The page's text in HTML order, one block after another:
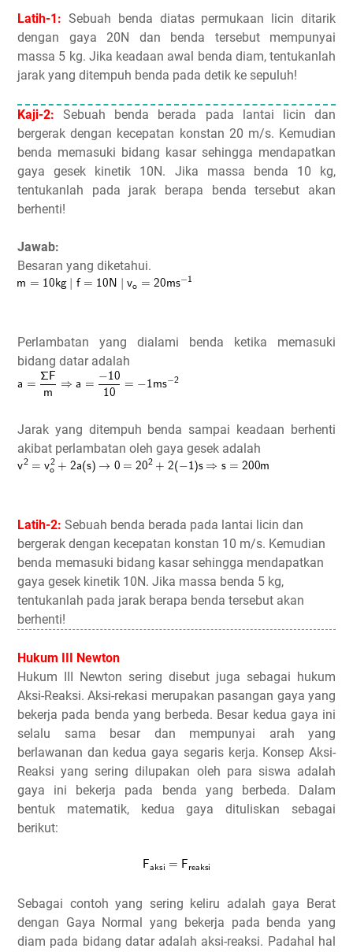
Latih-1: Sebuah benda diatas permukaan licin ditarik
dengan gaya 20N dan benda tersebut mempunyai
massa 5 kg. Jika keadaan awal benda diam, tentukanlah
jarak yang ditempuh benda pada detik ke sepuluh!
Kaji-2: Sebuah benda berada pada lantai licin dan
bergerak dengan kecepatan konstan 20 m/s. Kemudian
benda memasuki bidang kasar sehingga mendapatkan
gaya gesek kinetik 10N. Jika massa benda 10 kg,
tentukanlah pada jarak berapa benda tersebut akan
berhenti!
Jawab:
Besaran yang diketahui.
Perlambatan yang dialami benda ketika memasuki
bidang datar adalah
Jarak yang ditempuh benda sampai keadaan berhenti
akibat perlambatan oleh gaya gesek adalah
Latih-2: Sebuah benda berada pada lantai licin dan
bergerak dengan kecepatan konstan 10 m/s. Kemudian
benda memasuki bidang kasar sehingga mendapatkan
gaya gesek kinetik 10N. Jika massa benda 5 kg,
tentukanlah pada jarak berapa benda tersebut akan
berhenti!
Hukum III Newton
Hukum III Newton sering disebut juga sebagai hukum
Aksi-Reaksi. Aksi-rekasi merupakan pasangan gaya yang
bekerja pada benda yang berbeda. Besar kedua gaya ini
selalu sama besar dan mempunyai arah yang
berlawanan dan kedua gaya segaris kerja. Konsep Aksi-
Reaksi yang sering dilupakan oleh para siswa adalah
gaya ini bekerja pada benda yang berbeda. Dalam
bentuk matematik, kedua gaya dituliskan sebagai
berikut:
Sebagai contoh yang sering keliru adalah gaya Berat
dengan Gaya Normal yang bekerja pada benda yang
diam pada bidang datar adalah aksi-reaksi. Padahal hal